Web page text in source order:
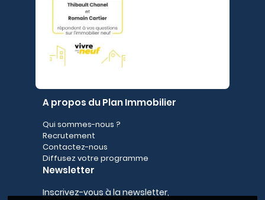
A propos du Plan Immobilier
Qui sommes-nous ?
Recrutement
Contactez-nous
Diffusez votre programme
Newsletter
Inscrivez-vous à la newsletter,